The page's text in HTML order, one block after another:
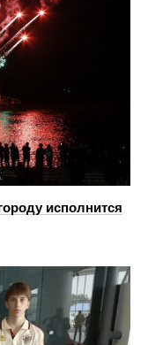
исполнится